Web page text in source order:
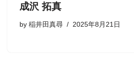
成沢 拓真
by 稲井田真尋 2025年8月21日